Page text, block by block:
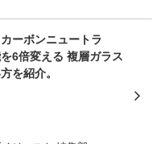
ーボンニュートラ
6倍変える 複層ガラス
を紹介。